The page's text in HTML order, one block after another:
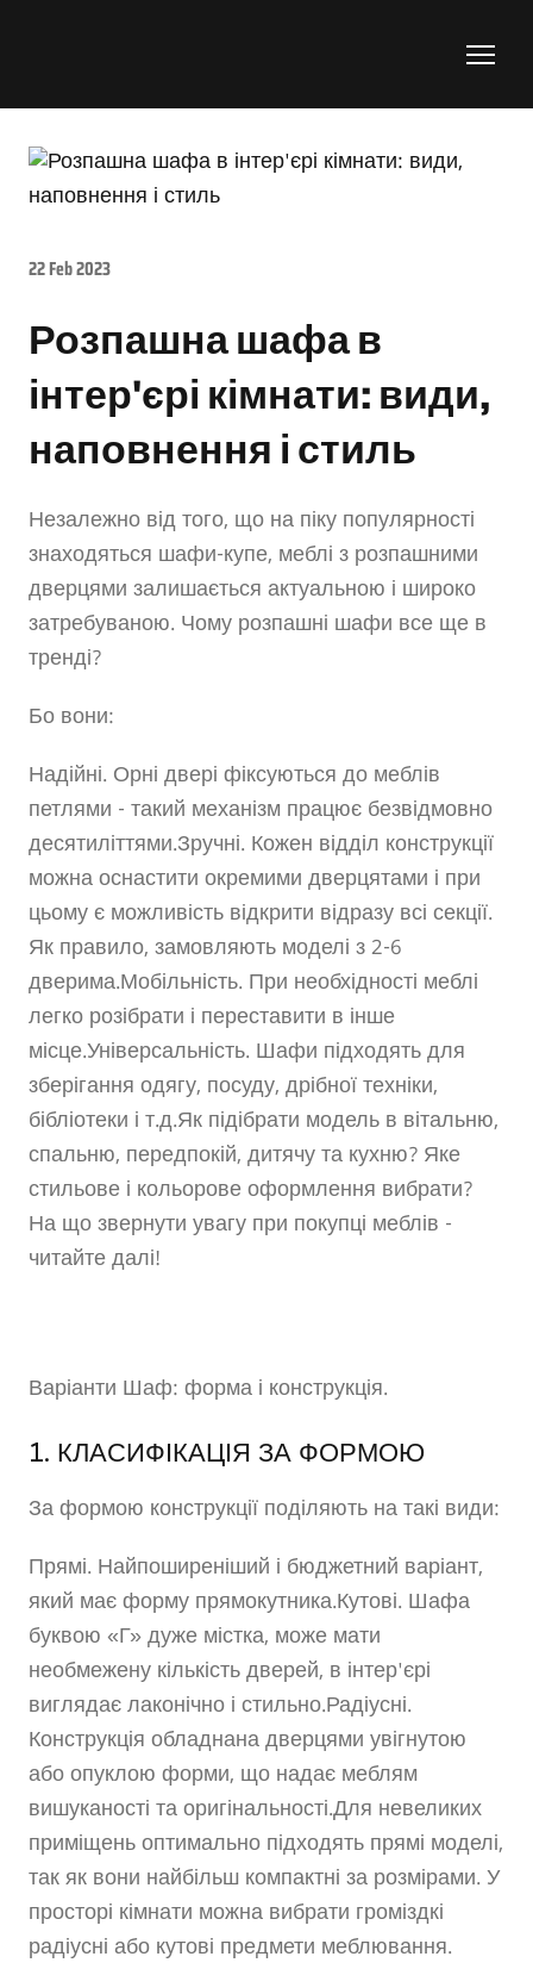
22 Feb 2023
Розпашна шафа в
інтер'єрі кімнати: види,
наповнення і стиль
Незалежно від того, що на піку популярності
знаходяться шафи-купе, меблі з розпашними
дверцями залишається актуальною і широко
затребуваною. Чому розпашні шафи все ще в
тренді?
Бо вони:
Надійні. Орні двері фіксуються до меблів
петлями - такий механізм працює безвідмовно
десятиліттями.Зручні. Кожен відділ конструкції
можна оснастити окремими дверцятами і при
цьому є можливість відкрити відразу всі секції.
Як правило, замовляють моделі з 2-6
дверима.Мобільність. При необхідності меблі
легко розібрати і переставити в інше
місце.Універсальність. Шафи підходять для
зберігання одягу, посуду, дрібної техніки,
бібліотеки і т.д.Як підібрати модель в вітальню,
спальню, передпокій, дитячу та кухню? Яке
стильове і кольорове оформлення вибрати?
На що звернути увагу при покупці меблів -
читайте далі!
Варіанти Шаф: форма і конструкція.
1. КЛАСИФІКАЦІЯ ЗА ФОРМОЮ
За формою конструкції поділяють на такі види:
Прямі. Найпоширеніший і бюджетний варіант,
який має форму прямокутника.Кутові. Шафа
буквою «Г» дуже містка, може мати
необмежену кількість дверей, в інтер'єрі
виглядає лаконічно і стильно.Радіусні.
Конструкція обладнана дверцями увігнутою
або опуклою форми, що надає меблям
вишуканості та оригінальності.Для невеликих
приміщень оптимально підходять прямі моделі,
так як вони найбільш компактні за розмірами. У
просторі кімнати можна вибрати громіздкі
радіусні або кутові предмети меблювання.